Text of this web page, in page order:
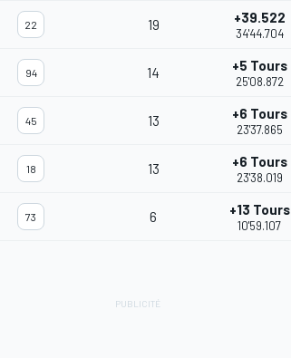
22 19 +39.522
34'44.704
94 14 +5 Tours
25'08.872
45 13 +6 Tours
23'37.865
18 13 +6 Tours
23'38.019
73 6 +13 Tours
10'59.107